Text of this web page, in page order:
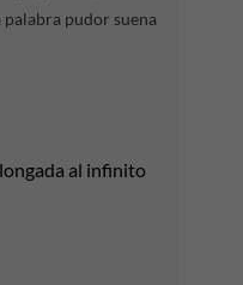
pudor suena
al infinito